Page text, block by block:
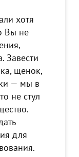
хотя
Вы не
Завести
щенок,
— мы в
не стул
для